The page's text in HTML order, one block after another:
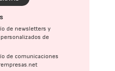
de newsletters y
de
de comunicaciones